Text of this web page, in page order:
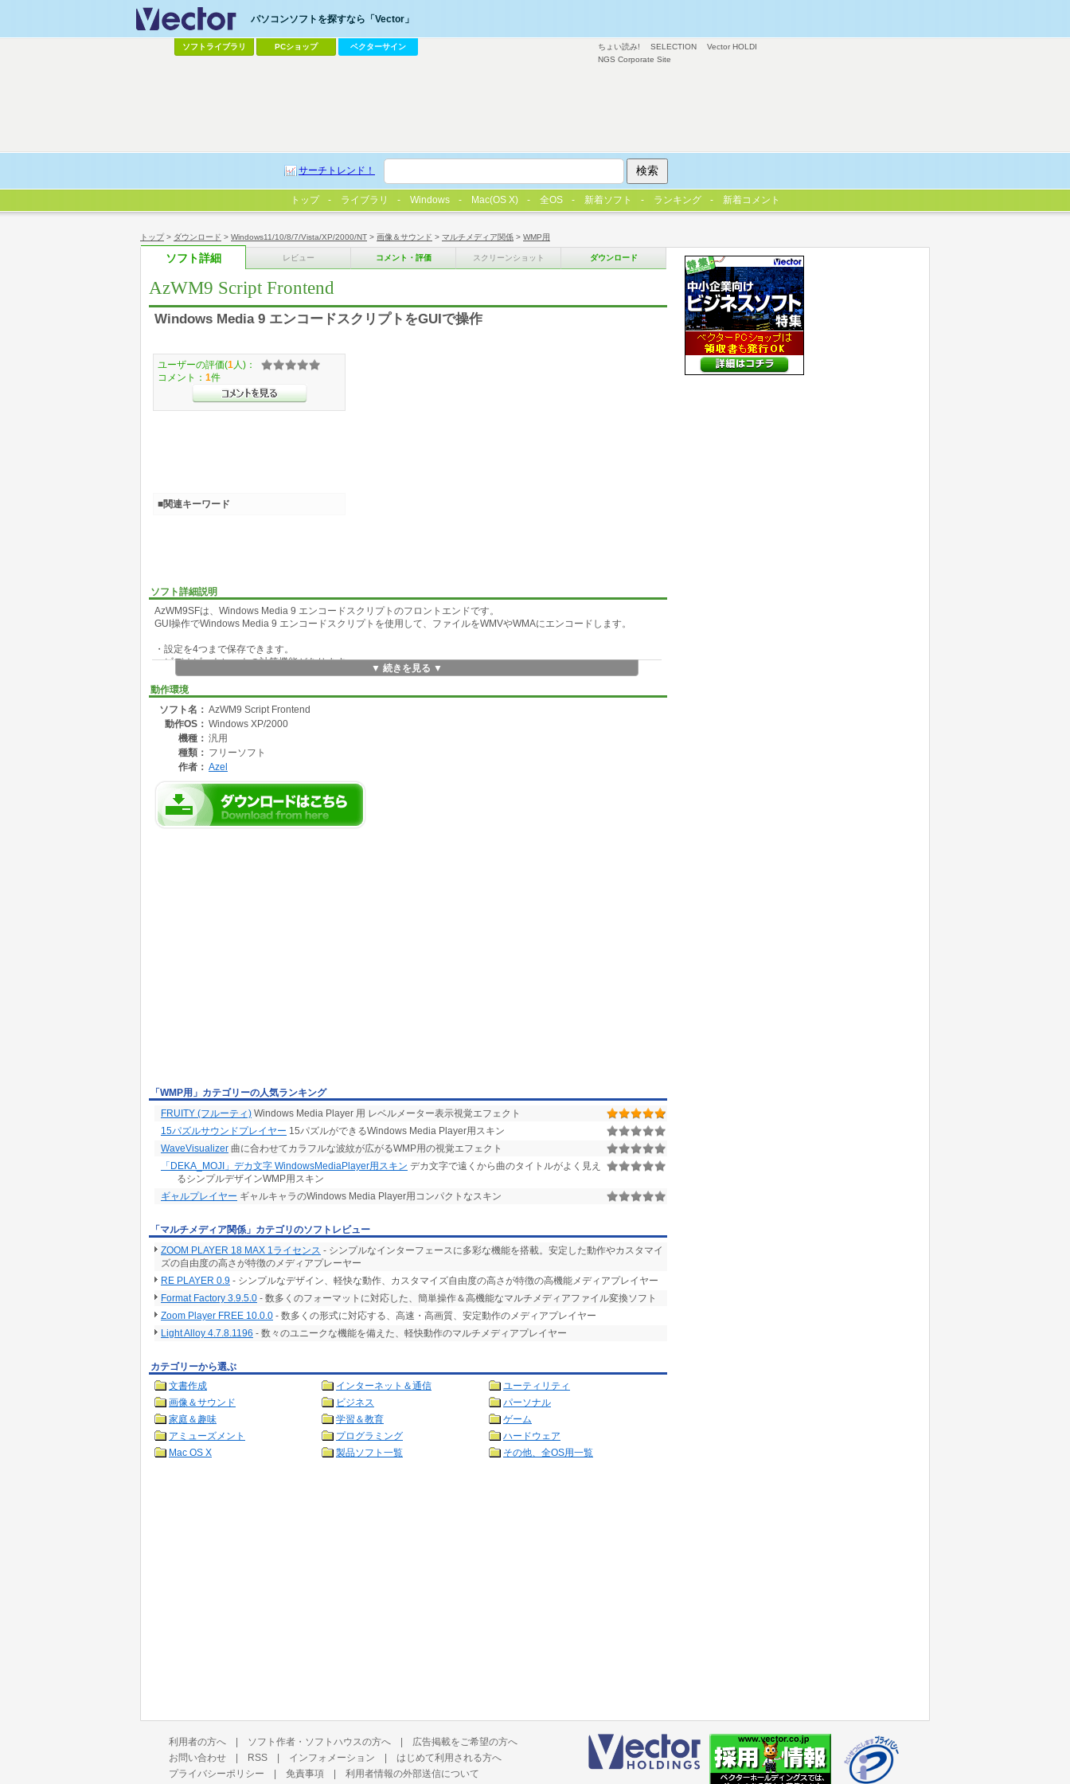
トップ> ダウンロード > Windows11/10/8/7/Vista/XP/2000/NT > 画像＆サウンド > マルチメディア関係 > WMP用
ソフト詳細 レビュー コメント・評価 スクリーンショット ダウンロード
AzWM9 Script Frontend
Windows Media 9 エンコードスクリプトをGUIで操作
ソフト詳細説明
AzWM9SFは、Windows Media 9 エンコードスクリプトのフロントエンドです。
GUI操作でWindows Media 9 エンコードスクリプトを使用して、ファイルをWMVやWMAにエンコードします。
・設定を4つまで保存できます。
・ビデオビットレートの計算機能があります。
・設定のバッチファイルを出力できます。
・開始位置と終了位置をDirectShowを使用してプレビューしながら指定できます。
・複数の設定を連続でエンコードできます。
▼ 続きを見る ▼
動作環境
ソフト名： AzWM9 Script Frontend
動作OS： Windows XP/2000
機種： 汎用
種類： フリーソフト
作者： Azel
ユーザーの評価(1 人)：
コメント： 1件
■関連キーワード
「WMP用」カテゴリーの人気ランキング
FRUITY (フルーティ) Windows Media Player 用 レベルメーター表示視覚エフェクト
15パズルサウンドプレイヤー 15パズルができるWindows Media Player用スキン
WaveVisualizer 曲に合わせてカラフルな波紋が広がるWMP用の視覚エフェクト
「DEKA_MOJI」デカ文字 WindowsMediaPlayer用スキン デカ文字で遠くから曲のタイトルがよく見え
るシンプルデザインWMP用スキン
ギャルプレイヤー ギャルキャラのWindows Media Player用コンパクトなスキン
「マルチメディア関係」カテゴリのソフトレビュー
ZOOM PLAYER 18 MAX 1ライセンス - シンプルなインターフェースに多彩な機能を搭載。安定した動作やカスタマイ
ズの自由度の高さが特徴のメディアプレーヤー
RE PLAYER 0.9 - シンプルなデザイン、軽快な動作、カスタマイズ自由度の高さが特徴の高機能メディアプレイヤー
Format Factory 3.9.5.0 - 数多くのフォーマットに対応した、簡単操作＆高機能なマルチメディアファイル変換ソフト
Zoom Player FREE 10.0.0 - 数多くの形式に対応する、高速・高画質、安定動作のメディアプレイヤー
Light Alloy 4.7.8.1196 - 数々のユニークな機能を備えた、軽快動作のマルチメディアプレイヤー
カテゴリーから選ぶ
文書作成
インターネット＆通信
ユーティリティ
画像＆サウンド
ビジネス
パーソナル
家庭＆趣味
学習＆教育
ゲーム
アミューズメント
プログラミング
ハードウェア
Mac OS X
製品ソフト一覧 その他、全OS用一覧
ちょい読み! SELECTION
Vector HOLDI
NGS Corporate Site
パソコンソフトを探すなら「Vector」
ソフトライブラリ PCショップ ベクターサイン
サーチトレンド！
トップ ライブラリ Windows Mac(OS X) 全OS 新着ソフト ランキング 新着コメント
利用者の方へ | ソフト作者・ソフトハウスの方へ | 広告掲載をご希望の方へ
お問い合わせ | RSS | インフォメーション | はじめて利用される方へ
プライバシーポリシー | 免責事項 | 利用者情報の外部送信について